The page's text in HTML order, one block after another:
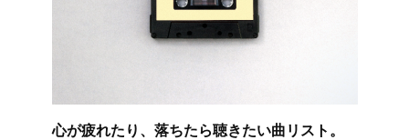
心が疲れたり、落ちたら聴きたい曲リスト。